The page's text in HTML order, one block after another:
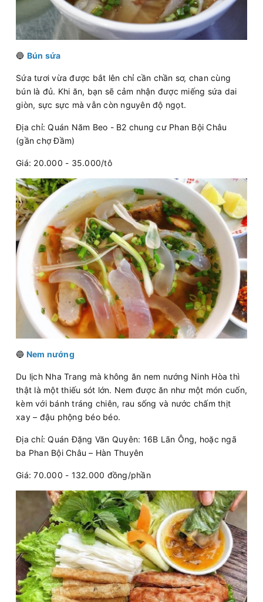
🔵 Bún sứa
Sứa tươi vừa được bắt lên chỉ cần chần sơ, chan cùng
bún là đủ. Khi ăn, bạn sẽ cảm nhận được miếng sứa dai
giòn, sực sực mà vẫn còn nguyên độ ngọt.
Địa chỉ: Quán Năm Beo - B2 chung cư Phan Bội Châu
(gần chợ Đầm)
Giá: 20.000 - 35.000/tô
🔵 Nem nướng
Du lịch Nha Trang mà không ăn nem nướng Ninh Hòa thì
thật là một thiếu sót lớn. Nem được ăn như một món cuốn,
kèm với bánh tráng chiên, rau sống và nước chấm thịt
xay – đậu phộng béo béo.
Địa chỉ: Quán Đặng Văn Quyên: 16B Lãn Ông, hoặc ngã
ba Phan Bội Châu – Hàn Thuyên
Giá: 70.000 - 132.000 đồng/phần